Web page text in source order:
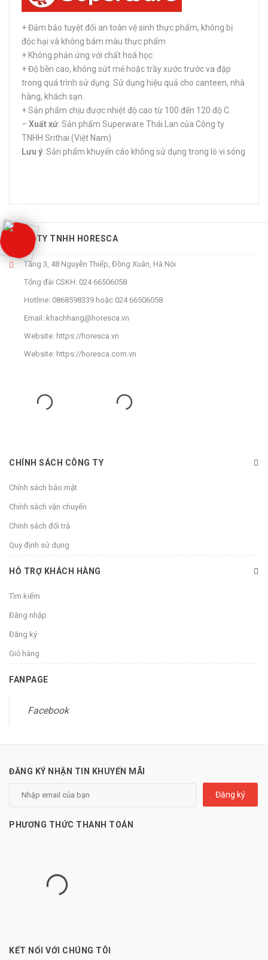
+ Đảm bảo tuyệt đối an toàn vệ sinh thực phẩm, không bị
độc hại và không bám màu thực phẩm
+ Không phản ứng với chất hoá học
+ Độ bền cao, không sứt mẻ hoặc trầy xước trước va đập
trong quá trình sử dụng. Sử dụng hiệu quả cho canteen, nhà
hàng, khách sạn.
+ Sản phẩm chịu được nhiệt độ cao từ 100 đến 120 độ C.
– Xuất xứ: Sản phẩm Superware Thái Lan của Công ty
TNHH Srithai (Việt Nam)
Lưu ý: Sản phẩm khuyến cáo không sử dụng trong lò vi sóng
CÔNG TY TNHH HORESCA
Tầng 3, 48 Nguyễn Thiếp, Đồng Xuân, Hà Nội
Tổng đài CSKH: 024 66506058
Hotline: 0868598339 hoặc 024 66506058
Email: khachhang@horesca.vn
Website: https://horesca.vn
Website: https://horesca.com.vn
CHÍNH SÁCH CÔNG TY
Chính sách bảo mật
Chính sách vận chuyển
Chính sách đổi trả
Quy định sử dụng
HỖ TRỢ KHÁCH HÀNG
Tìm kiếm
Đăng nhập
Đăng ký
Giỏ hàng
FANPAGE
Facebook
ĐĂNG KÝ NHẬN TIN KHUYẾN MÃI
Đăng ký
PHƯƠNG THỨC THANH TOÁN
KẾT NỐI VỚI CHÚNG TÔI